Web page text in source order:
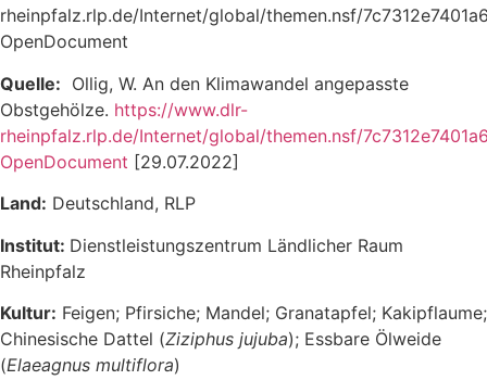
rheinpfalz.rlp.de/Internet/global/themen.nsf/
OpenDocument
Quelle: Ollig, W. An den Klimawandel angepasste
Obstgehölze. https://www.dlr-
rheinpfalz.rlp.de/Internet/global/themen.nsf/
OpenDocument [29.07.2022]
Land: Deutschland, RLP
Institut: Dienstleistungszentrum Ländlicher Raum
Rheinpfalz
Kultur: Feigen; Pfirsiche; Mandel; Granatapfel; Kakipflaume;
Chinesische Dattel (Ziziphus jujuba); Essbare Ölweide
(Elaeagnus multiflora)